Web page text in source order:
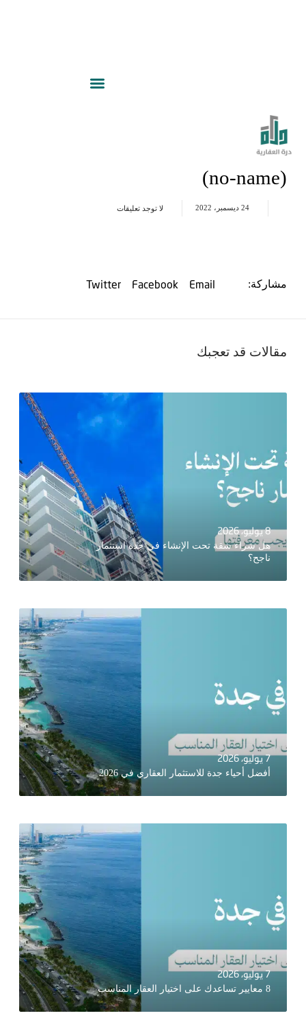
(no-name)
24 ديسمبر، 2022 لا توجد تعليقات
مشاركة: Email
Facebook
Twitter
مقالات قد تعجبك
8 يوليو، 2026
هل شراء شقة تحت الإنشاء في جدة استثمار
ناجح؟
7 يوليو، 2026
أفضل أحياء جدة للاستثمار العقاري في 2026
7 يوليو، 2026
8 معايير تساعدك على اختيار العقار المناسب